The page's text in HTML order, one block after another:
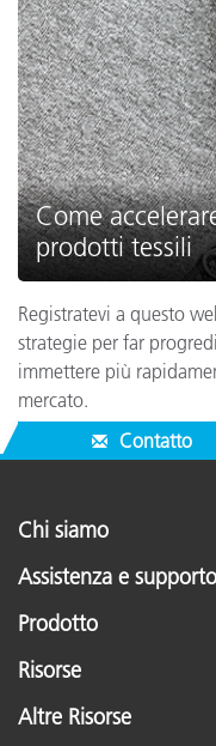
Come
prodotti tessili
Registratevi a questo
strategie per far
immettere più
mercato.
Contatto
Chi siamo
Assistenza e supporto
Prodotto
Risorse
Altre Risorse